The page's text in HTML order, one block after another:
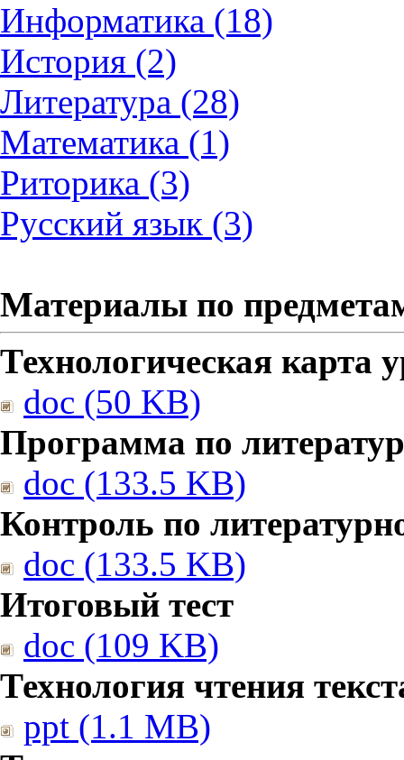
Информатика (18)
История (2)
Литература (28)
Математика (1)
Риторика (3)
Русский язык (3)
Материалы по
Технологическая карта
doc (50 KB)
Программа по
doc (133.5 KB)
Контроль по
doc (133.5 KB)
Итоговый тест
doc (109 KB)
Технология чтения
ppt (1.1 MB)